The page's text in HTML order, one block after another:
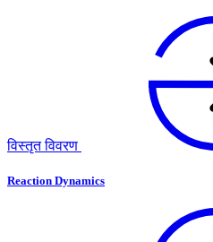
विस्तृत विवरण
Reaction Dynamics